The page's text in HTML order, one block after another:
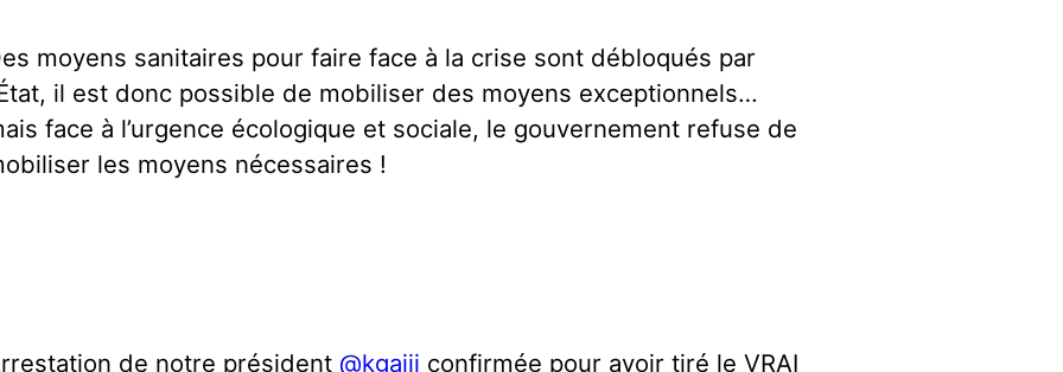
moyens sanitaires pour faire face à la crise sont débloqués par
il est donc possible de mobiliser des moyens exceptionnels…
face à l’urgence écologique et sociale, le gouvernement refuse de
les moyens nécessaires !
de notre président @kgaiji confirmée pour avoir tiré le VRAI